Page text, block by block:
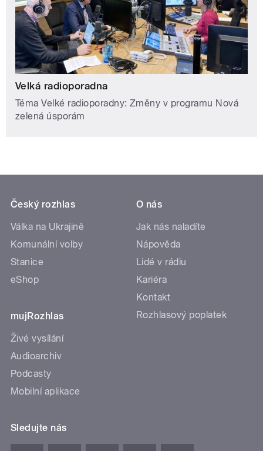
Velká radioporadna
Téma Velké radioporadny: Změny v programu Nová
zelená úsporám
Český rozhlas
Válka na Ukrajině
Komunální volby
Stanice
eShop
mujRozhlas
Živé vysílání
Audioarchiv
Podcasty
Mobilní aplikace
O nás
Jak nás naladíte
Nápověda
Lidé v rádiu
Kariéra
Kontakt
Rozhlasový poplatek
Sledujte nás